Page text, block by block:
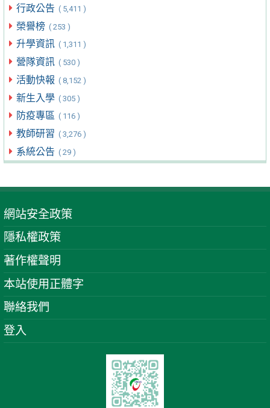
行政公告 ( 5,411 )
榮譽榜 ( 253 )
升學資訊 ( 1,311 )
營隊資訊 ( 530 )
活動快報 ( 8,152 )
新生入學 ( 305 )
防疫專區 ( 116 )
教師研習 ( 3,276 )
系統公告 ( 29 )
網站安全政策
隱私權政策
著作權聲明
本站使用正體字
聯絡我們
登入